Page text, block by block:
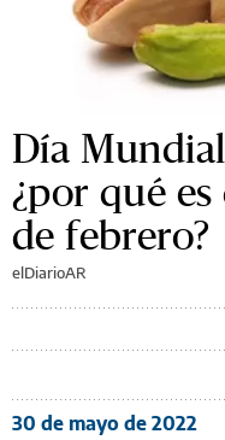
Día
¿por qué
de febrero?
elDiarioAR
30 de mayo de 2022